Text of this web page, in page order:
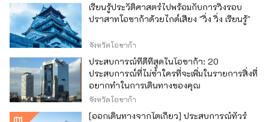
เรียนรู้ประวัติศาสตร์ไปพร้อมกับการวิ่งรอบ
ปราสาทโอซาก้าด้วยไกด์เสียง "วิ่ง วิ่ง เรียนรู้"
จังหวัดโอซาก้า
ประสบการณ์ที่ดีที่สุดในโอซาก้า: 20
ประสบการณ์ที่ไม่ซ้ำใครที่จะเพิ่มในรายการสิ่งที่
อยากทำในการเดินทางของคุณ
จังหวัดโอซาก้า
[ออกเดินทางจากโตเกียว] ประสบการณ์ทัวร์